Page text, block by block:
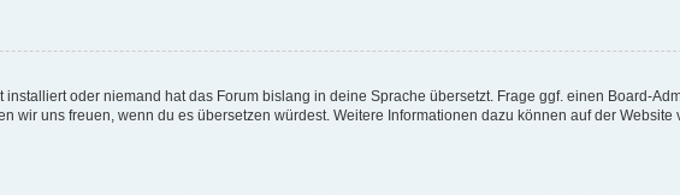
oder niemand hat das Forum bislang in deine Sprache übersetzt. Frage ggf. einen Board-
wir uns freuen, wenn du es übersetzen würdest. Weitere Informationen dazu können auf der Website